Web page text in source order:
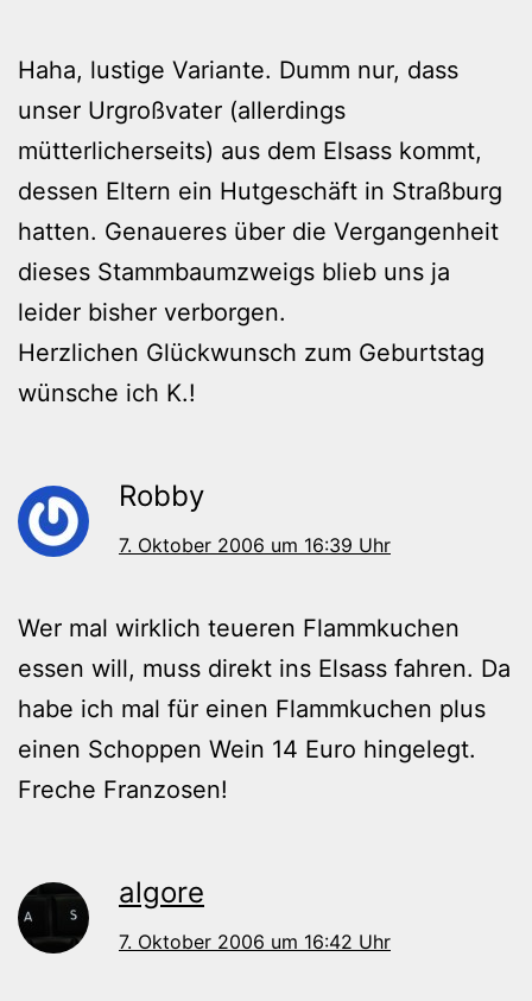
Haha, lustige Variante. Dumm nur, dass
unser Urgroßvater (allerdings
mütterlicherseits) aus dem Elsass kommt,
dessen Eltern ein Hutgeschäft in Straßburg
hatten. Genaueres über die Vergangenheit
dieses Stammbaumzweigs blieb uns ja
leider bisher verborgen.
Herzlichen Glückwunsch zum Geburtstag
wünsche ich K.!
Robby
7. Oktober 2006 um 16:39 Uhr
Wer mal wirklich teueren Flammkuchen
essen will, muss direkt ins Elsass fahren. Da
habe ich mal für einen Flammkuchen plus
einen Schoppen Wein 14 Euro hingelegt.
Freche Franzosen!
algore
7. Oktober 2006 um 16:42 Uhr